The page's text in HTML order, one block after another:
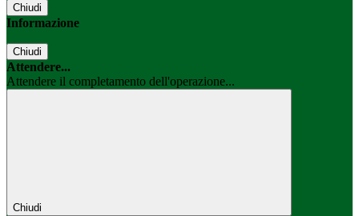
Chiudi
Informazione
Chiudi
Attendere...
Attendere il completamento dell'operazione...
Chiudi